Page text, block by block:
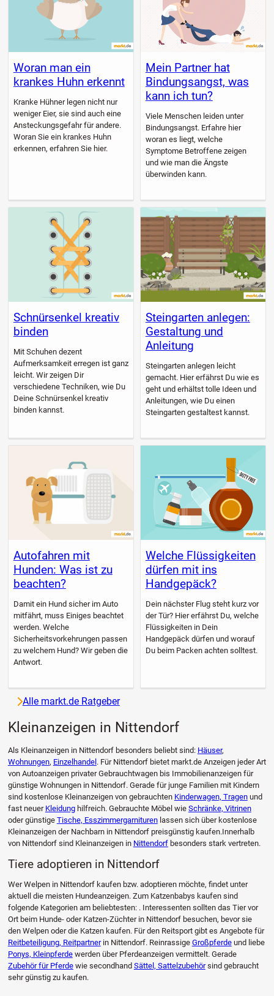
Woran man ein
krankes Huhn erkennt
Kranke Hühner legen nicht nur
weniger Eier, sie sind auch eine
Ansteckungsgefahr für andere.
Woran Sie ein krankes Huhn
erkennen, erfahren Sie hier.
Mein Partner hat
Bindungsangst, was
kann ich tun?
Viele Menschen leiden unter
Bindungsangst. Erfahre hier
woran es liegt, welche
Symptome Betroffene zeigen
und wie man die Ängste
überwinden kann.
Schnürsenkel kreativ
binden
Mit Schuhen dezent
Aufmerksamkeit erregen ist ganz
leicht. Wir zeigen Dir
verschiedene Techniken, wie Du
Deine Schnürsenkel kreativ
binden kannst.
Steingarten anlegen:
Gestaltung und
Anleitung
Steingarten anlegen leicht
gemacht. Hier erfährst Du wie es
geht und erhältst tolle Ideen und
Anleitungen, wie Du einen
Steingarten gestaltest kannst.
Autofahren mit
Hunden: Was ist zu
beachten?
Damit ein Hund sicher im Auto
mitfährt, muss Einiges beachtet
werden. Welche
Sicherheitsvorkehrungen passen
zu welchem Hund? Wir geben die
Antwort.
Welche Flüssigkeiten
dürfen mit ins
Handgepäck?
Dein nächster Flug steht kurz vor
der Tür? Hier erfährst Du, welche
Flüssigkeiten in Dein
Handgepäck dürfen und worauf
Du beim Packen achten solltest.
Alle markt.de Ratgeber
Kleinanzeigen in Nittendorf
Als Kleinanzeigen in Nittendorf besonders beliebt sind: Häuser,
Wohnungen, Einzelhandel . Für Nittendorf bietet markt.de Anzeigen jeder Art
von Autoanzeigen privater Gebrauchtwagen bis Immobilienanzeigen für
günstige Wohnungen in Nittendorf. Gerade für junge Familien mit Kindern
sind kostenlose Kleinanzeigen von gebrauchten Kinderwagen, Tragenund
fast neuer Kleidunghilfreich. Gebrauchte Möbel wie Schränke, Vitrinen
oder günstige Tische, Esszimmergarniturenlassen sich über kostenlose
Kleinanzeigen der Nachbarn in Nittendorf preisgünstig kaufen.Innerhalb
von Nittendorf sind Kleinanzeigen in Nittendorfbesonders stark vertreten.
Tiere adoptieren in Nittendorf
Wer Welpen in Nittendorf kaufen bzw. adoptieren möchte, findet unter
aktuell die meisten Hundeanzeigen. Zum Katzenbabys kaufen sind
folgende Kategorien am beliebtesten: . Interessenten sollten das Tier vor
Ort beim Hunde- oder Katzen-Züchter in Nittendorf besuchen, bevor sie
den Welpen oder die Katzen kaufen. Für den Reitsport gibt es Angebote für
Reitbeteiligung, Reitpartnerin Nittendorf. Reinrassige Großpferdeund liebe
Ponys, Kleinpferdewerden über Pferdeanzeigen vermittelt. Gerade
Zubehör für Pferdewie secondhand Sättel, Sattelzubehörsind gebraucht
sehr günstig zu kaufen.